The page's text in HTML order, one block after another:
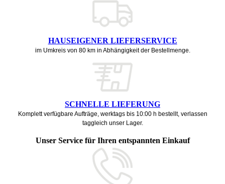
HAUSEIGENER LIEFERSERVICE
im Umkreis von 80 km in Abhängigkeit der Bestellmenge.
SCHNELLE LIEFERUNG
Komplett verfügbare Aufträge, werktags bis 10:00 h bestellt, verlassen
taggleich unser Lager.
Unser Service für Ihren entspannten Einkauf